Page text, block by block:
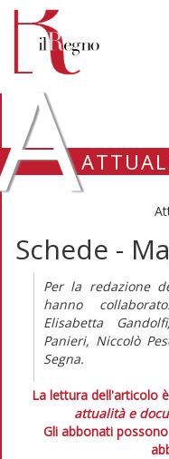
Schede -
Per la redazione
hanno
Elisabetta
Panieri, Niccolò
Segna.
La lettura dell'articolo
attualità e
Gli abbonati